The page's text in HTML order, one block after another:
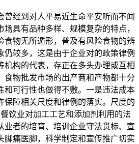
经到对人平易近生命平安听而不闻
具有品种多样、规模复杂的特点，
食物无所遁形，普及有风险食物的辨
较多，这是由于企业对的政策律例
构的代表，存正在多头办理或互相
物批发市场的出产商和产物都十分
和可行性也做得不敷。一是违法成本
障相关尺度和律例的落实。尺度的
饮业对加工工艺和添加剂利用的法
者的培育、培训企业守法贯标、宣
痛医脚，科学制定和宣传推广切实